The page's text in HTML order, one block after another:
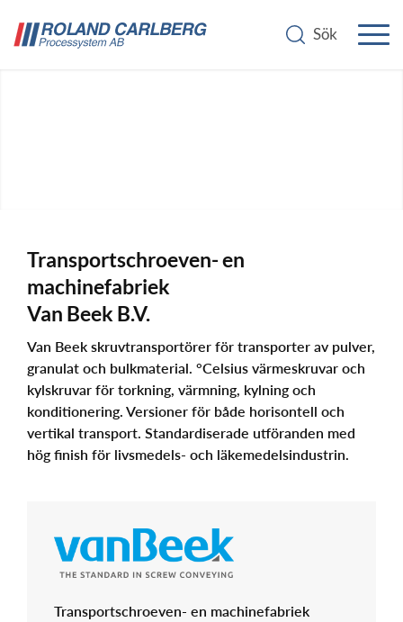
Skruvtransportörer
Transportschroeven- en
machinefabriek
Van Beek B.V.
Van Beek skruvtransportörer för transporter av pulver,
granulat och bulkmaterial. °Celsius värmeskruvar och
kylskruvar för torkning, värmning, kylning och
konditionering. Versioner för både horisontell och
vertikal transport. Standardiserade utföranden med
hög finish för livsmedels- och läkemedelsindustrin.
Transportschroeven- en machinefabriek